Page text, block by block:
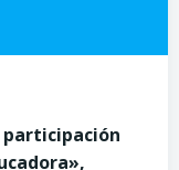
participación